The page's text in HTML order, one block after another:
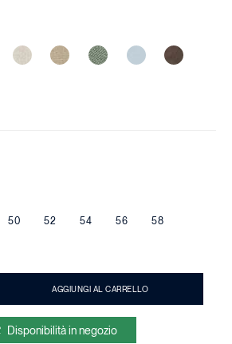
50 52 54 56 58
AGGIUNGI AL CARRELLO
Disponibilità in negozio